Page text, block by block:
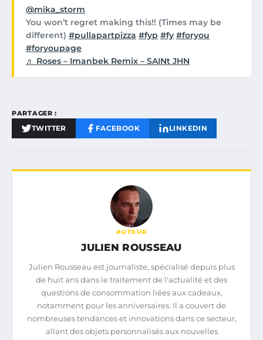
@mika_storm
You won’t regret making this!! (Times may be
different) #pullapartpizza #fyp #fy #foryou
#foryoupage
♬ Roses – Imanbek Remix – SAINt JHN
PARTAGER :
TWITTER FACEBOOK LINKEDIN
AUTEUR
JULIEN ROUSSEAU
Julien Rousseau est journaliste, spécialisé depuis plus
de huit ans dans le traitement de l'actualité et des
questions de consommation liées aux cadeaux,
notamment pour les anniversaires. Il a couvert de
nombreuses tendances et innovations dans ce secteur,
allant des objets personnalisés aux nouvelles